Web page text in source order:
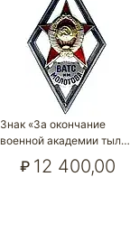
Знак «За окончание
военной академии тыл…
₽ 12 400,00